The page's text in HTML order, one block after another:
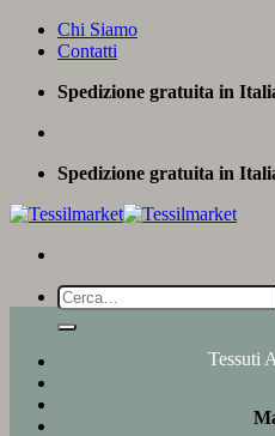
Salta
Chi Siamo
Contatti
Spedizione gratuita in
Spedizione gratuita in
Cerca:
Tessuti